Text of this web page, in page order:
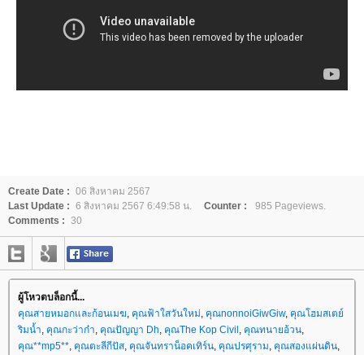
Create Date : 06 สิงหาคม 2567
Last Update : 6 สิงหาคม 2567 6:49:58 น. Counter :
985 Pageviews.
Comments : 30
ผู้โหวตบล็อกนี้...
คุณสายหมอกและก้อนเมฆ คุณฟ้าใสวันใหม่ คุณnonnoiGiwGiw, คุณโฮมสเตย์
ริมน้ำ คุณกะว่าก๋า คุณปัญญา Dh คุณThe Kop Civil คุณทนายอ้วน
คุณ**mp5** คุณตะลีกีปัส คุณจันทราน็อคเทิร์น คุณปรศุราม คุณสองแผ่นดิน